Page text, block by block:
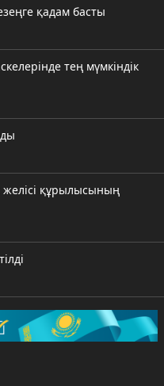
қадам басты
тең мүмкіндік
құрылысының